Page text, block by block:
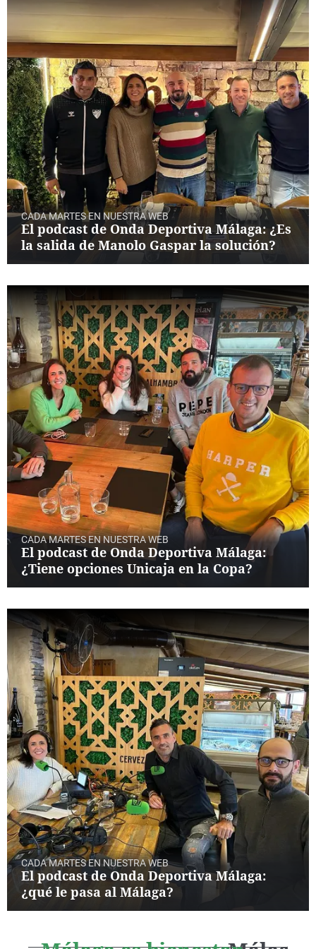
CADA MARTES EN NUESTRA WEB
El podcast de Onda Deportiva Málaga: ¿Es
la salida de Manolo Gaspar la solución?
CADA MARTES EN NUESTRA WEB
El podcast de Onda Deportiva Málaga:
¿Tiene opciones Unicaja en la Copa?
CADA MARTES EN NUESTRA WEB
El podcast de Onda Deportiva Málaga:
¿qué le pasa al Málaga?